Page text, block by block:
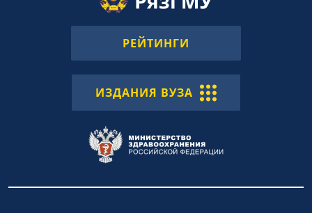
РЕЙТИНГИ
ИЗДАНИЯ ВУЗА